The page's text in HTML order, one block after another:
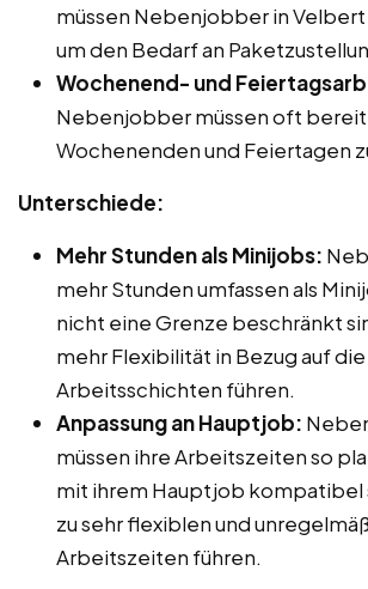
müssen Nebenjobber in
um den Bedarf an
Wochenend- und
Nebenjobber müssen oft bereit
Wochenenden und Feiertagen
Unterschiede:
Mehr Stunden als Minijobs:
mehr Stunden umfassen als
nicht eine Grenze beschränkt
mehr Flexibilität in Bezug auf
Arbeitsschichten führen.
Anpassung an Hauptjob:
müssen ihre Arbeitszeiten so
mit ihrem Hauptjob kompatibel
zu sehr flexiblen und
Arbeitszeiten führen.